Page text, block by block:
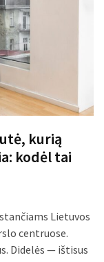
kurią
kodėl tai
Lietuvos
centruose.
Didelės — ištisus